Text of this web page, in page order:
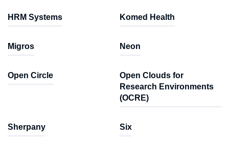
HRM Systems Komed Health
Migros Neon
Open Circle
Open Clouds for
Research Environments
(OCRE)
Sherpany Six